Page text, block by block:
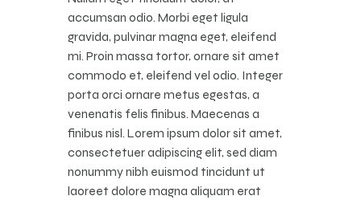
accumsan odio. Morbi eget ligula
gravida, pulvinar magna eget, eleifend
mi. Proin massa tortor, ornare sit amet
commodo et, eleifend vel odio. Integer
porta orci ornare metus egestas, a
venenatis felis finibus. Maecenas a
finibus nisl. Lorem ipsum dolor sit amet,
consectetuer adipiscing elit, sed diam
nonummy nibh euismod tincidunt ut
laoreet dolore magna aliquam erat